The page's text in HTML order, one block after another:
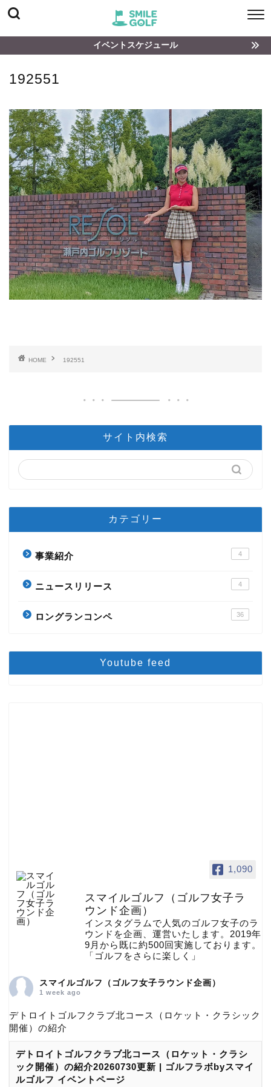
イベントスケジュール
192551
HOME 192551
サイト内検索
カテゴリー
事業紹介 4
ニュースリリース 4
ロングランコンペ 36
Youtube feed
1,090
スマイルゴルフ（ゴルフ女子ラ
ウンド企画）
インスタグラムで人気のゴルフ女子のラ
ウンドを企画、運営いたします。2019年
9月から既に約500回実施しております。
「ゴルフをさらに楽しく」
スマイルゴルフ（ゴルフ女子ラウンド企画）
1 week ago
デトロイトゴルフクラブ北コース（ロケット・クラシック
開催）の紹介
デトロイトゴルフクラブ北コース（ロケット・クラシ
ック開催）の紹介20260730更新 | ゴルフラボbyスマイ
ルゴルフ イベントページ